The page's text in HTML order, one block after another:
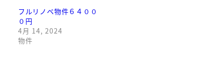
フルリノベ物件６４００
０円
4月 14, 2024
物件